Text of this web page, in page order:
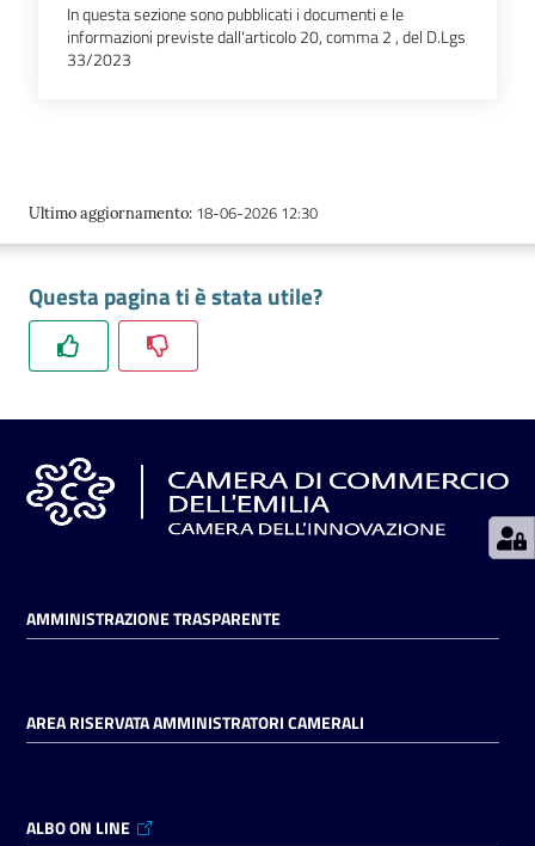
Pagamenti
Registrati
Seguici
In questa sezione sono pubblicati i documenti e le
informazioni previste dall'articolo 20, comma 2 , del D.Lgs
33/2023
Ultimo aggiornamento: 18-06-2026 12:30
Questa pagina ti è stata utile?
AMMINISTRAZIONE TRASPARENTE
AREA RISERVATA AMMINISTRATORI CAMERALI
ALBO ON LINE